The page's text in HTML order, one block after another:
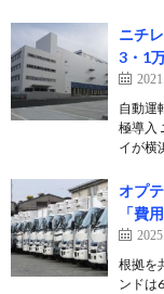
ニチ
3・1
自動運
極導入
イが横
オプ
「費
根拠を
ンドは